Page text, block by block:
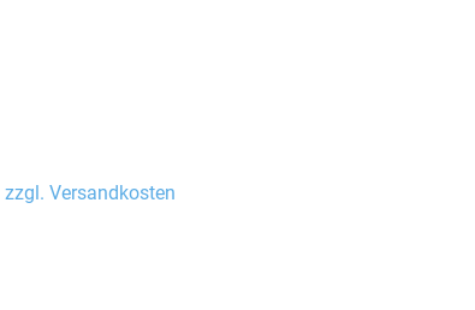
Versandkosten